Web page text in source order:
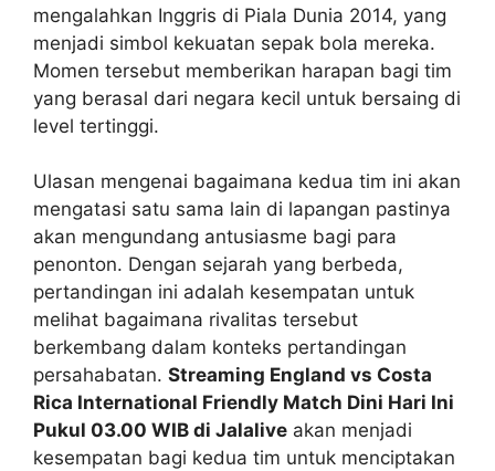
mengalahkan Inggris di Piala Dunia 2014, yang
menjadi simbol kekuatan sepak bola mereka.
Momen tersebut memberikan harapan bagi tim
yang berasal dari negara kecil untuk bersaing di
level tertinggi.
Ulasan mengenai bagaimana kedua tim ini akan
mengatasi satu sama lain di lapangan pastinya
akan mengundang antusiasme bagi para
penonton. Dengan sejarah yang berbeda,
pertandingan ini adalah kesempatan untuk
melihat bagaimana rivalitas tersebut
berkembang dalam konteks pertandingan
persahabatan. Streaming England vs Costa
Rica International Friendly Match Dini Hari Ini
Pukul 03.00 WIB di Jalalive akan menjadi
kesempatan bagi kedua tim untuk menciptakan